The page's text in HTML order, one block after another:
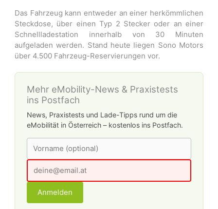
Das Fahrzeug kann entweder an einer herkömmlichen
Steckdose, über einen Typ 2 Stecker oder an einer
Schnellladestation innerhalb von 30 Minuten
aufgeladen werden. Stand heute liegen Sono Motors
über 4.500 Fahrzeug-Reservierungen vor.
Mehr eMobility-News & Praxistests
ins Postfach
News, Praxistests und Lade-Tipps rund um die
eMobilität in Österreich – kostenlos ins Postfach.
Anmelden